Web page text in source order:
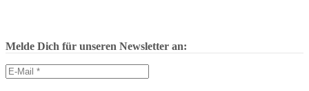
Melde Dich für unseren Newsletter an: